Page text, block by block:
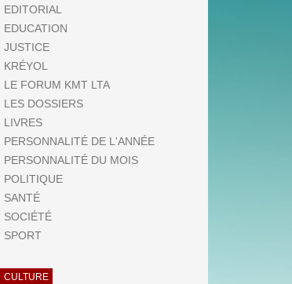
EDITORIAL
EDUCATION
JUSTICE
KRÉYOL
LE FORUM KMT LTA
LES DOSSIERS
LIVRES
PERSONNALITÉ DE L'ANNÉE
PERSONNALITÉ DU MOIS
POLITIQUE
SANTÉ
SOCIÉTÉ
SPORT
CULTURE